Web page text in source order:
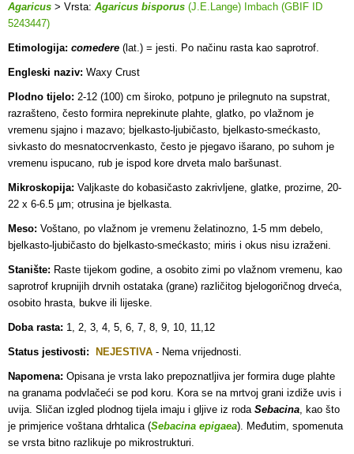
Agaricus > Vrsta: Agaricus bisporus (J.E.Lange) Imbach (GBIF ID
5243447)
Etimologija: comedere (lat.) = jesti. Po načinu rasta kao saprotrof.
Engleski naziv: Waxy Crust
Plodno tijelo: 2-12 (100) cm široko, potpuno je prilegnuto na supstrat,
razrašteno, često formira neprekinute plahte, glatko, po vlažnom je
vremenu sjajno i mazavo; bjelkasto-ljubičasto, bjelkasto-smećkasto,
sivkasto do mesnatocrvenkasto, često je pjegavo išarano, po suhom je
vremenu ispucano, rub je ispod kore drveta malo baršunast.
Mikroskopija: Valjkaste do kobasičasto zakrivljene, glatke, prozirne, 20-
22 x 6-6.5 µm; otrusina je bjelkasta.
Meso: Voštano, po vlažnom je vremenu želatinozno, 1-5 mm debelo,
bjelkasto-ljubičasto do bjelkasto-smećkasto; miris i okus nisu izraženi.
Stanište: Raste tijekom godine, a osobito zimi po vlažnom vremenu, kao
saprotrof krupnijih drvnih ostataka (grane) različitog bjelogoričnog drveća,
osobito hrasta, bukve ili lijeske.
Doba rasta: 1, 2, 3, 4, 5, 6, 7, 8, 9, 10, 11,12
Status jestivosti: NEJESTIVA - Nema vrijednosti.
Napomena: Opisana je vrsta lako prepoznatljiva jer formira duge plahte
na granama podvlačeći se pod koru. Kora se na mrtvoj grani izdiže uvis i
uvija. Sličan izgled plodnog tijela imaju i gljive iz roda Sebacina, kao što
je primjerice voštana drhtalica (Sebacina epigaea). Međutim, spomenuta
se vrsta bitno razlikuje po mikrostrukturi.